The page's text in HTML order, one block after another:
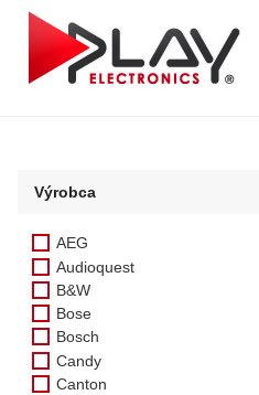
Výrobca
AEG
Audioquest
B&W
Bose
Bosch
Candy
Canton